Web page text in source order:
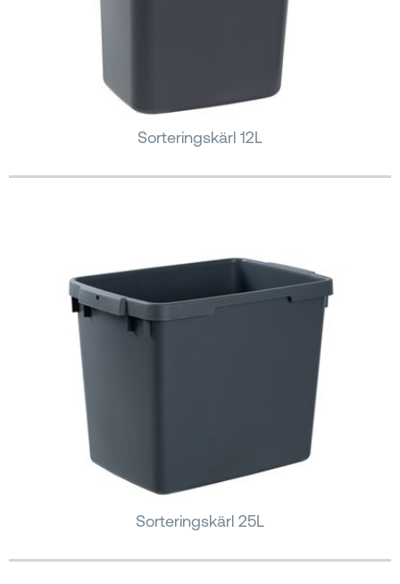
Sorteringskärl 12L
Sorteringskärl 25L